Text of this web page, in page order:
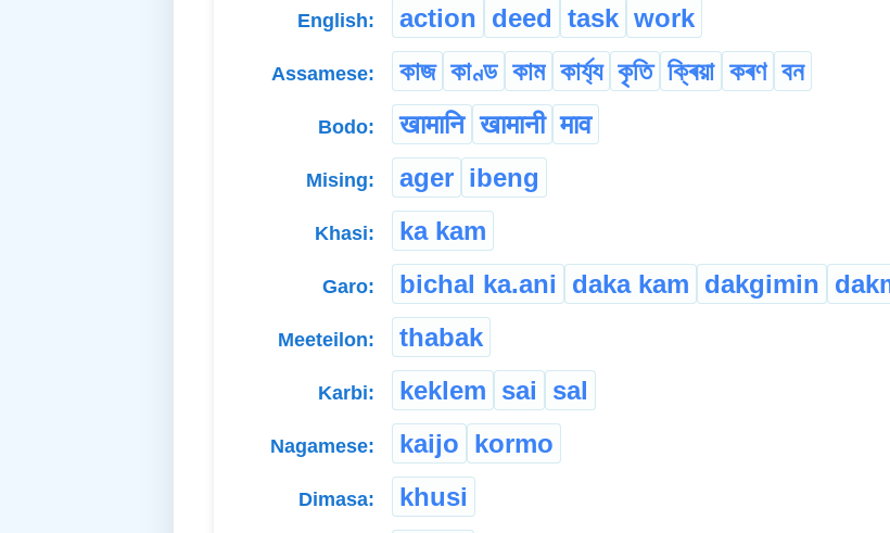
English: action deed task work
Assamese: কাজ কাণ্ড কাম কাৰ্য্য কৃতি ক্ৰিয়া কৰণ বন
Bodo: खामानि खामानी माव
Mising: ager ibeng
Khasi: ka kam
Garo: bichal ka.ani daka kam dakgimin
Meeteilon: thabak
Karbi: keklem sai sal
Nagamese: kaijo kormo
Dimasa: khusi